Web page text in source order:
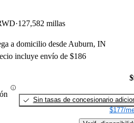
127,582 millas
a domicilio desde Auburn, IN
incluye envío de $186
Sin tasas de concesionario
$177/